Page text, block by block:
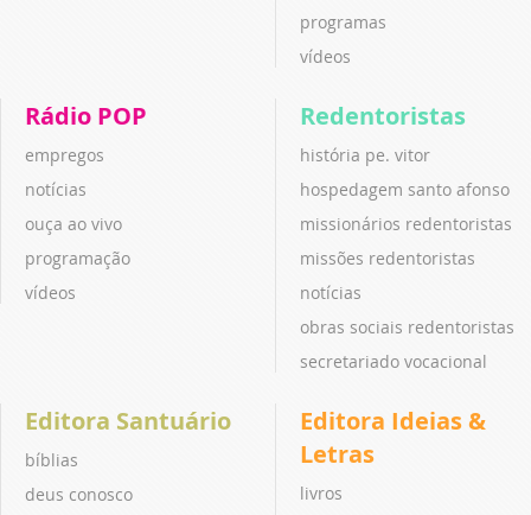
programas
vídeos
Rádio POP
empregos
notícias
ouça ao vivo
programação
vídeos
Redentoristas
história pe. vitor
hospedagem santo afonso
missionários redentoristas
missões redentoristas
notícias
obras sociais redentoristas
secretariado vocacional
Editora Santuário
bíblias
deus conosco
Editora Ideias &
Letras
livros